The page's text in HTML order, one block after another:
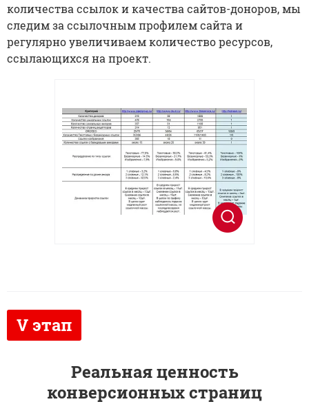
количества ссылок и качества сайтов-доноров, мы
следим за ссылочным профилем сайта и
регулярно увеличиваем количество ресурсов,
ссылающихся на проект.
Реальная ценность
конверсионных страниц